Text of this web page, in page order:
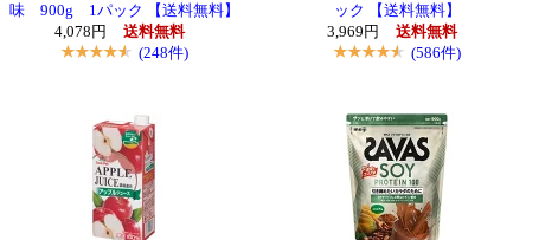
味 900g 1パック 【送料無料】
4,078円
送料無料
(248件)
ック 【送料無料】
3,969円
送料無料
(586件)